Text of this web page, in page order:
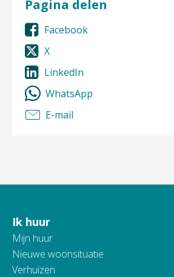
Pagina delen
Facebook
X
LinkedIn
WhatsApp
E-mail
Contactinformatie
Ik huur
Mijn huur
Nieuwe woonsituatie
Verhuizen